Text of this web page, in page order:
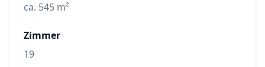
ca. 545 m²
Zimmer
19